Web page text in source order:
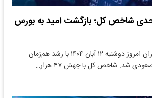
واحدی شاخص کل؛ بازگشت امید به بورس
دنیای معدن: بورس تهران امروز دوشنبه ۱۲ آبان ۱۴۰۴ با رشد هم‌زمان
شد. شاخص کل با جهش ۴۷ هزار…